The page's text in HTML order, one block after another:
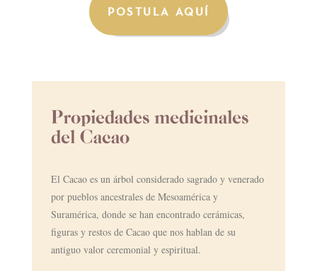
POSTULA AQUÍ
Propiedades medicinales
del Cacao
El Cacao es un árbol considerado sagrado y venerado
por pueblos ancestrales de Mesoamérica y
Suramérica, donde se han encontrado cerámicas,
figuras y restos de Cacao que nos hablan de su
antiguo valor ceremonial y espiritual.